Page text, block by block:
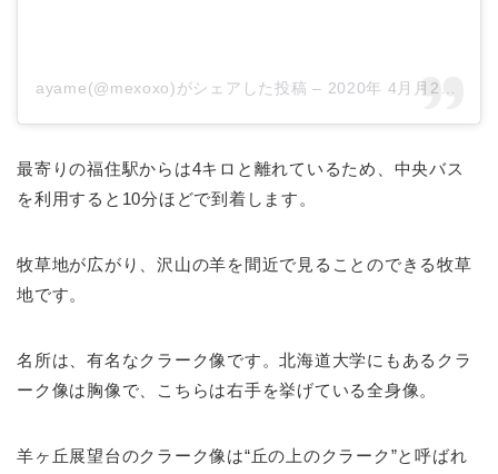
ayame(@mexoxo)がシェアした投稿 – 2020年 4月月2日午前4時27分PDT
最寄りの福住駅からは4キロと離れているため、中央バス
を利用すると10分ほどで到着します。
牧草地が広がり、沢山の羊を間近で見ることのできる牧草
地です。
名所は、有名なクラーク像です。北海道大学にもあるクラ
ーク像は胸像で、こちらは右手を挙げている全身像。
羊ヶ丘展望台のクラーク像は“丘の上のクラーク”と呼ばれ